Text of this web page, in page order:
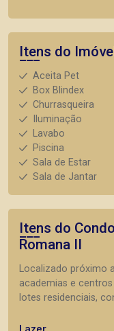
Itens do
Aceita Pet
Box Blindex
Churrasqueira
Iluminação
Lavabo
Piscina
Sala de Estar
Sala de Jantar
Itens do
Romana II
Localizado próximo
academias e
lotes residenciais,
Lazer